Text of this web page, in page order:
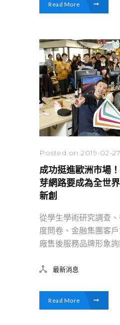
Read More
Posted on 2019-02-27
成功挺進歐洲市場
芽網路要成為全世
新創
從學生學術研究調查
度問卷、金融集團客
廠售後服務品牌形象詢
最新消息
Read More